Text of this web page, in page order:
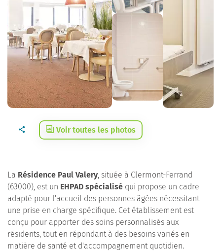
Voir toutes les photos
La Résidence Paul Valery, située à Clermont-Ferrand
(63000), est un EHPAD spécialisé qui propose un cadre
adapté pour l'accueil des personnes âgées nécessitant
une prise en charge spécifique. Cet établissement est
conçu pour apporter des soins personnalisés aux
résidents, tout en répondant à des besoins variés en
matière de santé et d'accompagnement quotidien.